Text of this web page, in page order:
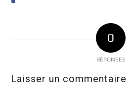
0
RÉPONSES
Laisser un commentaire